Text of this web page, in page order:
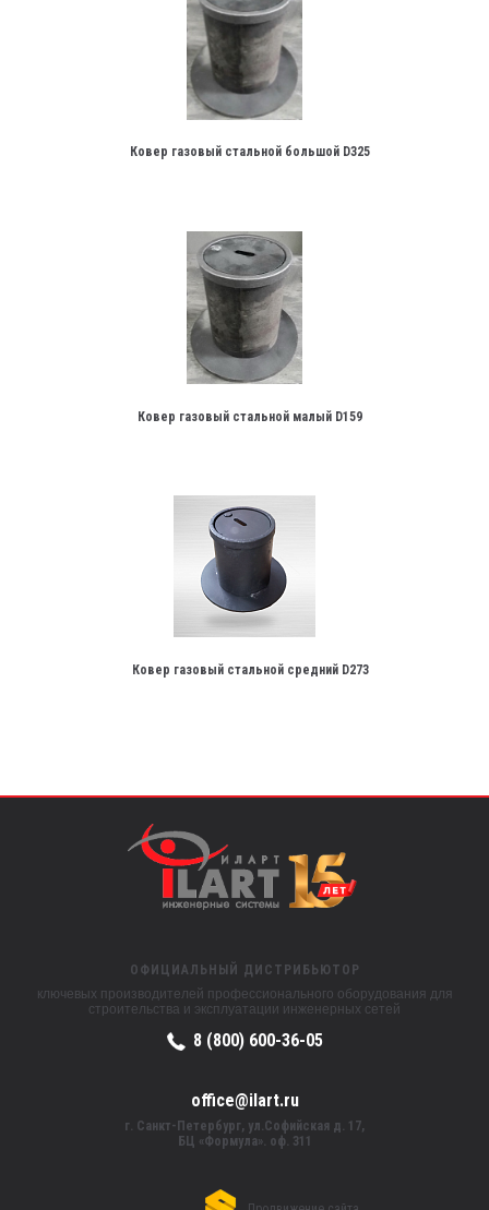
Ковер газовый стальной большой D325
Ковер газовый стальной малый D159
Ковер газовый стальной средний D273
ОФИЦИАЛЬНЫЙ ДИСТРИБЬЮТОР
ключевых производителей профессионального оборудования для
строительства и эксплуатации инженерных сетей
8 (800) 600-36-05
office@ilart.ru
г. Санкт-Петербург, ул.Софийская д. 17,
БЦ «Формула». оф. 311